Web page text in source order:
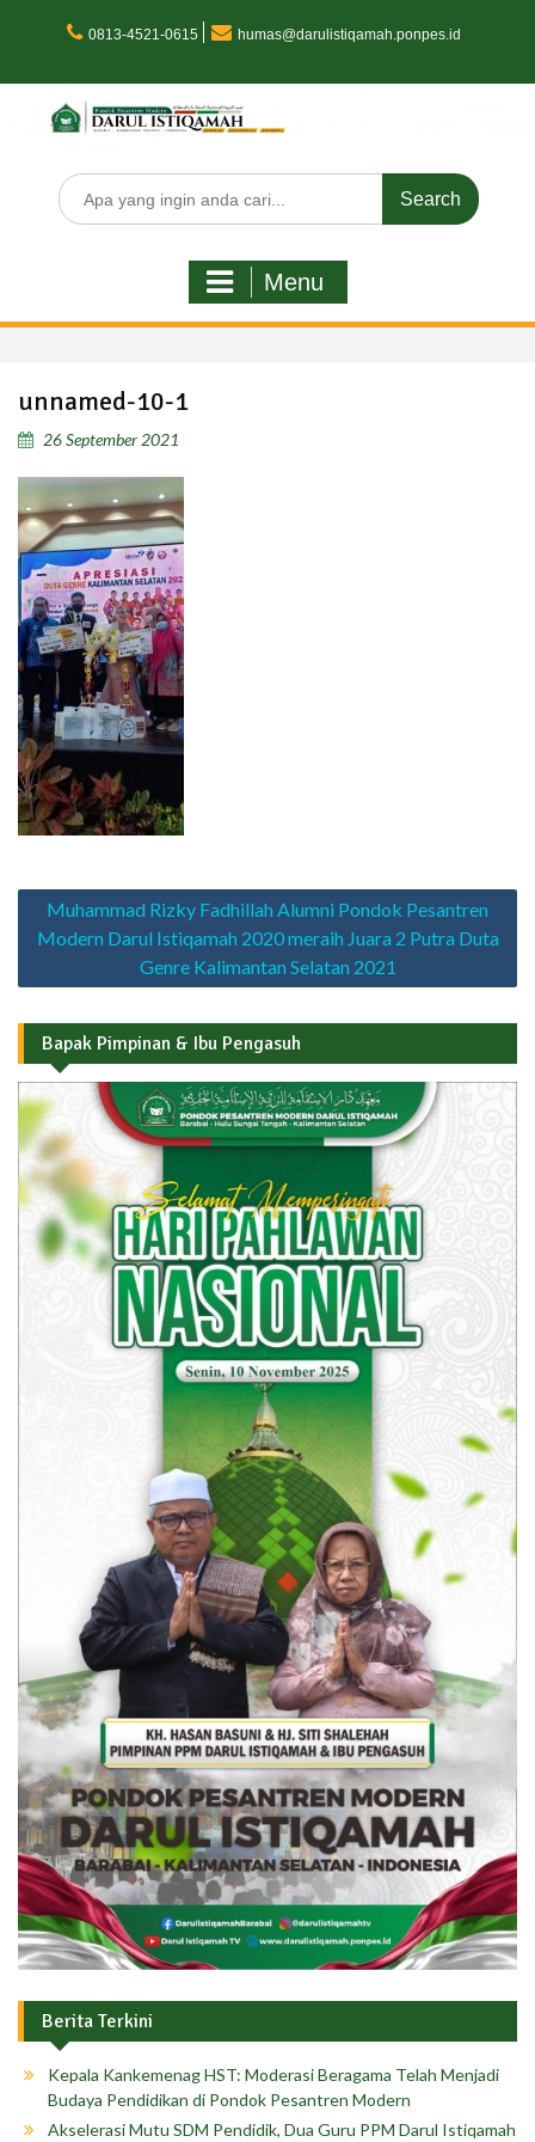
0813-4521-0615 humas@darulistiqamah.ponpes.id
Search
for:
Menu
unnamed-10-1
26 September 2021
Navigasi
pos
Muhammad Rizky Fadhillah Alumni Pondok Pesantren
Modern Darul Istiqamah 2020 meraih Juara 2 Putra Duta
Genre Kalimantan Selatan 2021
Bapak Pimpinan & Ibu Pengasuh
Berita Terkini
Kepala Kankemenag HST: Moderasi Beragama Telah Menjadi
Budaya Pendidikan di Pondok Pesantren Modern
Akselerasi Mutu SDM Pendidik, Dua Guru PPM Darul Istiqamah